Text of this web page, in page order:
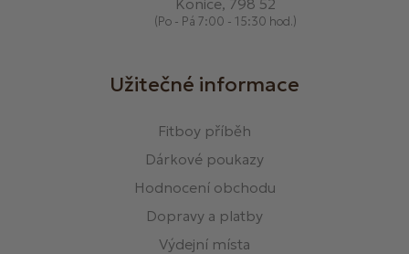
(Po - Pá 7:00 - 15:30 hod.)
Užitečné informace
Fitboy příběh
Dárkové poukazy
Hodnocení obchodu
Dopravy a platby
Výdejní místa